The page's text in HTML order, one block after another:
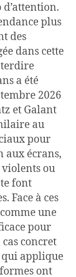
plus
des
dans cette
a été
2026
et Galant
au
pour
aux écrans,
ou
font
Face à ces
une
pour
concret
qui applique
ont